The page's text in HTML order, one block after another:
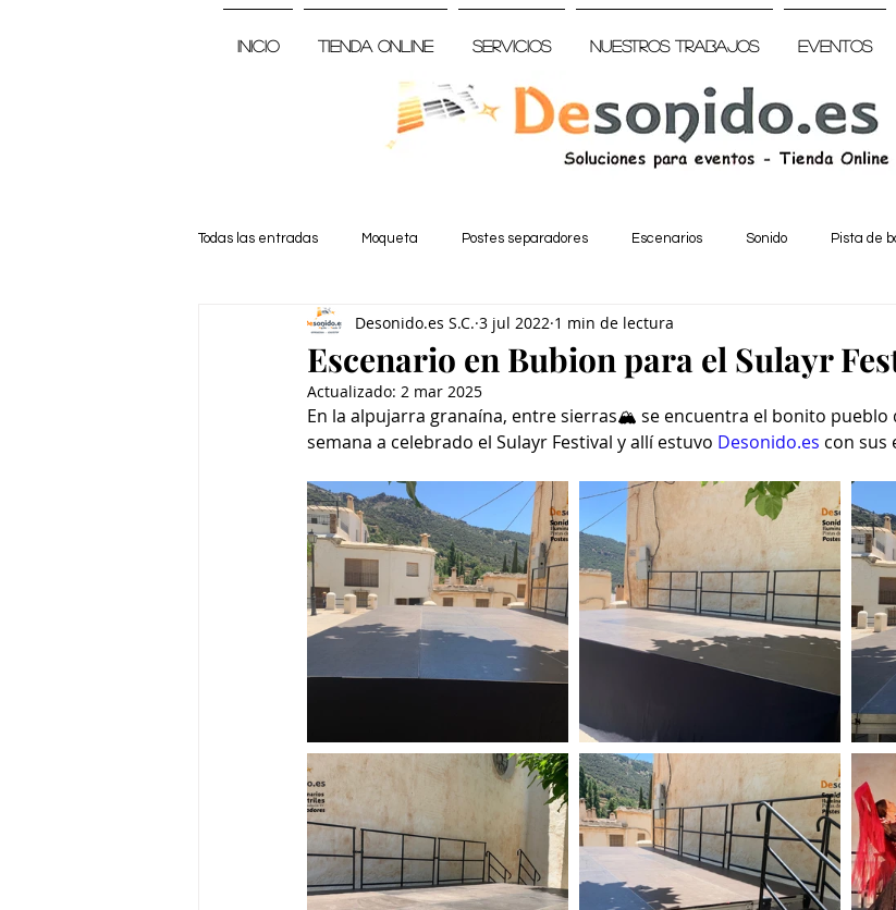
Inicio Tienda Online Servicios Nuestros trabajos Eventos
Todas las entradas Moqueta Postes separadores Escenarios Sonido Pista de
Escenario en Bubion para el Sulayr
Desonido.es S.C. 3 jul 2022 1 min de lectura
Actualizado: 2 mar 2025
En la alpujarra granaína, entre sierras🏔 se encuentra el bonito pueblo
semana a celebrado el Sulayr Festival y allí estuvo Desonido.es con sus